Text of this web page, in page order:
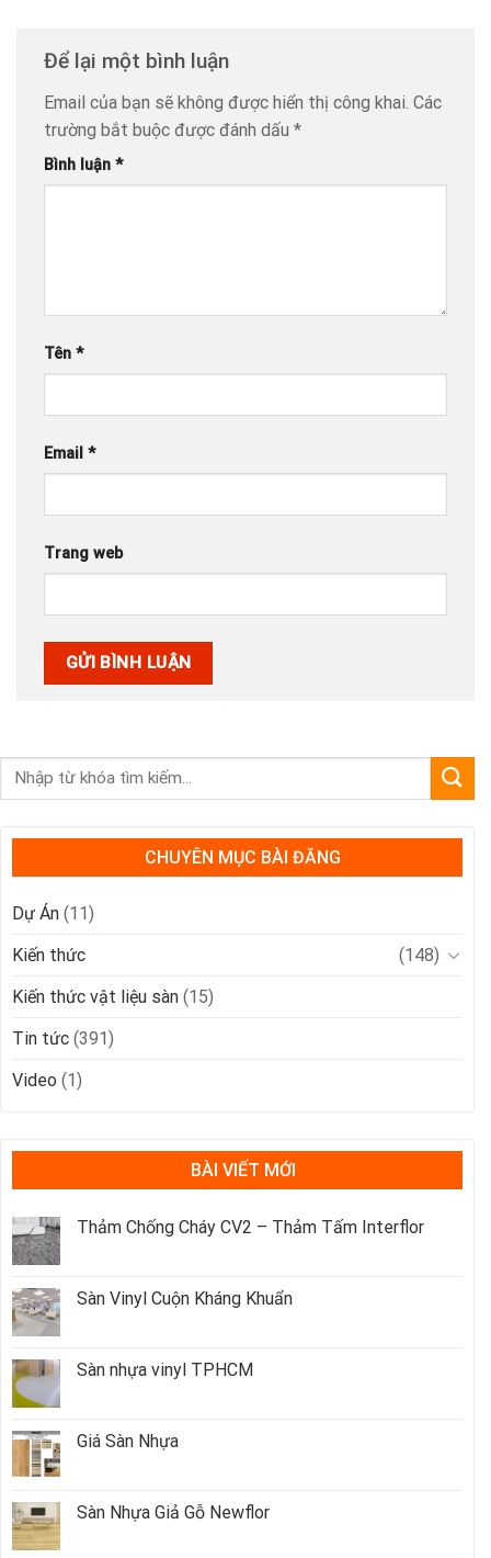
Để lại một bình luận
Email của bạn sẽ không được hiển thị công khai. Các
trường bắt buộc được đánh dấu *
Bình luận *
Tên *
Email *
Trang web
CHUYÊN MỤC BÀI ĐĂNG
Dự Án (11)
Kiến thức
(148)
Kiến thức vật liệu sàn (15)
Tin tức (391)
Video (1)
BÀI VIẾT MỚI
Thảm Chống Cháy CV2 – Thảm Tấm Interflor
Sàn Vinyl Cuộn Kháng Khuẩn
Sàn nhựa vinyl TPHCM
Giá Sàn Nhựa
Sàn Nhựa Giả Gỗ Newflor